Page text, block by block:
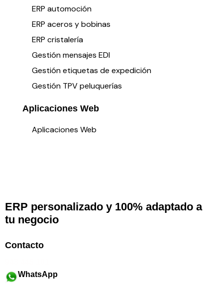
ERP automoción
ERP aceros y bobinas
ERP cristalería
Gestión mensajes EDI
Gestión etiquetas de expedición
Gestión TPV peluquerías
Aplicaciones Web
Aplicaciones Web
ERP personalizado y 100% adaptado a
tu negocio
Contacto
WhatsApp